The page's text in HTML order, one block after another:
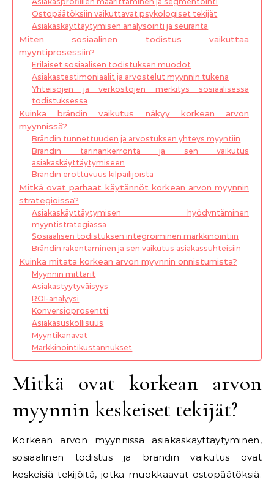
Ostopäätöksiin vaikuttavat psykologiset tekijät
Asiakaskäyttäytymisen analysointi ja seuranta
Miten sosiaalinen todistus vaikuttaa
myyntiprosessiin?
Erilaiset sosiaalisen todistuksen muodot
Asiakastestimoniaalit ja arvostelut myynnin tukena
Yhteisöjen ja verkostojen merkitys sosiaalisessa
todistuksessa
Kuinka brändin vaikutus näkyy korkean arvon
myynnissä?
Brändin tunnettuuden ja arvostuksen yhteys myyntiin
Brändin tarinankerronta ja sen vaikutus
asiakaskäyttäytymiseen
Brändin erottuvuus kilpailijoista
Mitkä ovat parhaat käytännöt korkean arvon myynnin
strategioissa?
Asiakaskäyttäytymisen hyödyntäminen
myyntistrategiassa
Sosiaalisen todistuksen integroiminen markkinointiin
Brändin rakentaminen ja sen vaikutus asiakassuhteisiin
Kuinka mitata korkean arvon myynnin onnistumista?
Myynnin mittarit
Asiakastyytyväisyys
ROI-analyysi
Konversioprosentti
Asiakasuskollisuus
Myyntikanavat
Markkinointikustannukset
Mitkä ovat korkean arvon
myynnin keskeiset tekijät?
Korkean arvon myynnissä asiakaskäyttäytyminen,
sosiaalinen todistus ja brändin vaikutus ovat
keskeisiä tekijöitä, jotka muokkaavat ostopäätöksiä.